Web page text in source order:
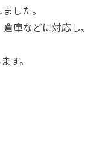
した。
庫などに対応し、
す。